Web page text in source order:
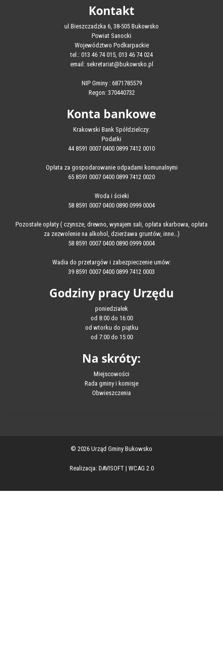
Kontakt
ul.Bieszczadzka 6, 38-505 Bukowsko
Powiat Sanocki
Województwo Podkarpackie
tel.: 013 46 74 015, 013 46 74 024
email: sekretariat@bukowsko.pl
NIP Gminy : 6871785579
Regon: 370440732
Konta bankowe
Krakowski Bank Spółdzielczy:
Podatki
44 8591 0007 0400 0899 7412 0010
Opłata za gospodarowanie odpadami komunalnymi
65 8591 0007 0400 0899 7412 0020
Woda i ścieki
58 8591 0007 0400 0890 0999 0004
Pozostałe opłaty ( czynsze, drewno, wynajem sali, opłata skarbowa, opłata
za zezwolenie na alkohol, dzierżawa gruntów, inne…)
58 8591 0007 0400 0890 0999 0004
Wadia do przetargów i zabezpieczenie umów:
39 8591 0007 0400 0899 7412 0003
Godziny pracy Urzędu
poniedziałek
od 8:00 do 16:00
od wtorku do piątku
od 7:00 do 15:00
Na skróty:
Miejscowości
Rada gminy i komisje
Obwieszczenia
© 2026 Urząd Gminy Bukowsko
Realizacja: DAVISOFT| WCAG 2.0